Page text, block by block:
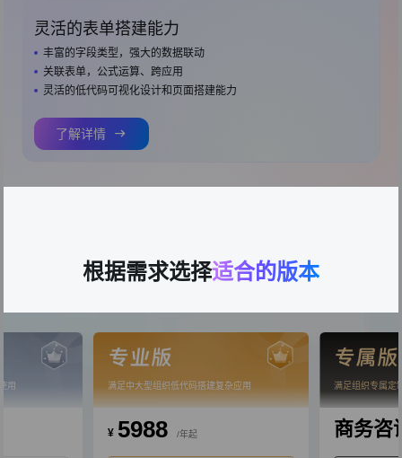
灵活的表单搭建能力
丰富的字段类型，强大的数据联动
关联表单，公式运算、跨应用
灵活的低代码可视化设计和页面搭建能力
了解详情
根据需求选择适合的版本
所有版本都包含以下功能
用
专业版
满足中大型组织低代码搭建复杂应用
¥ 5988 /年起
专属版
满足组织专属定
商务咨